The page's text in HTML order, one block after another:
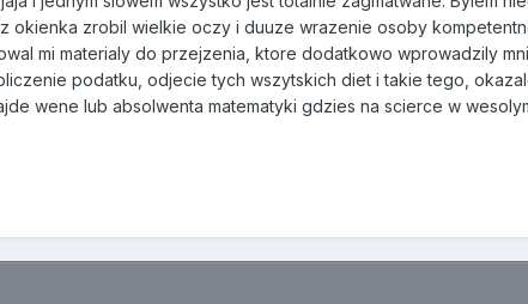
okienka zrobil wielkie oczy i duuze wrazenie osoby
mi materialy do przejzenia, ktore dodatkowo wprowadzily
podatku, odjecie tych wszytskich diet i takie tego,
wene lub absolwenta matematyki gdzies na scierce w